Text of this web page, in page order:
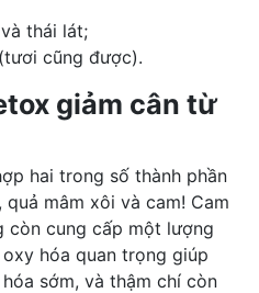
thái lát;
cũng được).
giảm cân từ
hai trong số thành phần
mâm xôi và cam! Cam
còn cung cấp một lượng
hóa quan trọng giúp
sớm, và thậm chí còn